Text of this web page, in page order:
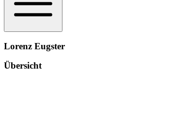
Lorenz Eugster
Übersicht